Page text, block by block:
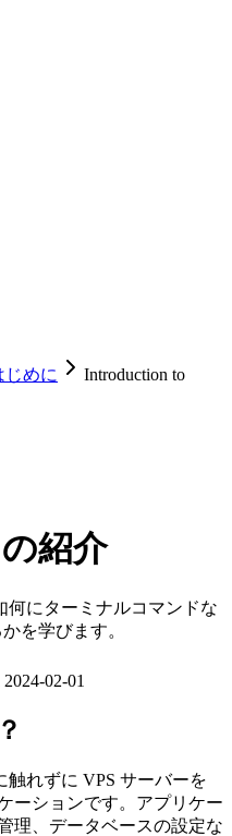
じめに
Introduction to
紹介
何にターミナルコマンドな
を学びます。
2024-02-01
触れずに VPS サーバーを
ーションです。アプリケー
理、データベースの設定な